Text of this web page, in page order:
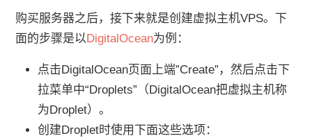
购买服务器之后，接下来就是创建虚拟主机VPS。下
面的步骤是以DigitalOcean为例：
点击DigitalOcean页面上端”Create”，然后点击下
拉菜单中“Droplets”（DigitalOcean把虚拟主机称
为Droplet）。
创建Droplet时使用下面这些选项：